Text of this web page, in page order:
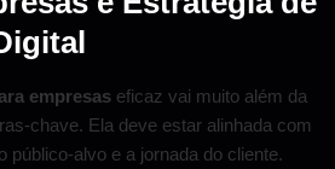
empresas eficaz vai muito além da
chave. Ela deve estar alinhada com
público-alvo e a jornada do cliente.